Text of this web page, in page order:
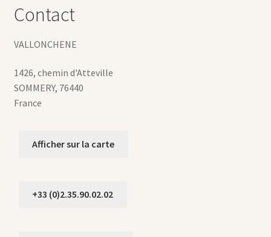
Contact
VALLONCHENE
1426, chemin d'Atteville
SOMMERY, 76440
France
Afficher sur la carte
+33 (0)2.35.90.02.02